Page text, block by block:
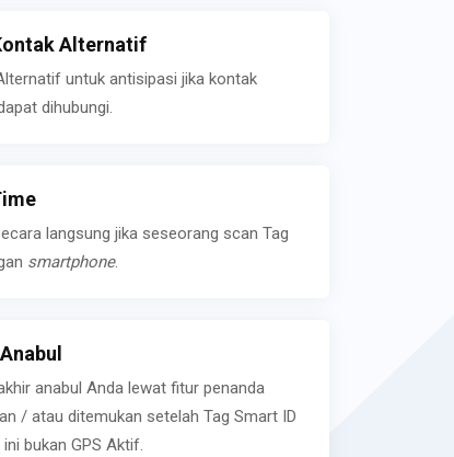
Alternatif
untuk antisipasi jika kontak
dihubungi.
langsung jika seseorang scan Tag
smartphone.
anabul Anda lewat fitur penanda
/ atau ditemukan setelah Tag Smart ID
bukan GPS Aktif.